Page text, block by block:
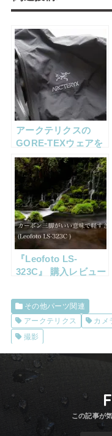
アークテリクスの
GORE-TEXウェアを
ニクワックス ツイン
パックで洗濯＆撥水
回復する方法紹介
【レビュー】
『Leofoto LS-
323C』 購入レビュー
ン三脚の実力とは？
その他パーツ関連
アークテリクス
カメ
撮影